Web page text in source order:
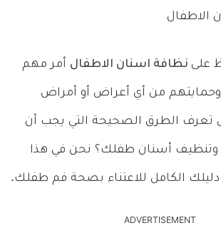
على نظافة اسنان الاطفال أمر مهم
من أي أعراض أو أمراض
تعرف الطرق الصحيحة التي يجب أن
وتنظيف أسنان طفلك؟ نحن في هذا
الكامل للاعتناء بصحة فم طفلك.
ADVERTISEMENT